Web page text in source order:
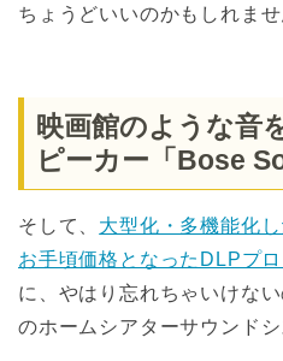
ちょうどいいのかもしれませ
映画館のような音
ピーカー「Bose
そして、 大型化・多機能化
お手頃価格となったDLPプ
に、やはり忘れちゃいけな
のホームシアターサウンドシ